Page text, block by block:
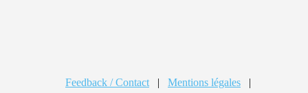
Feedback / Contact | Mentions légales
|